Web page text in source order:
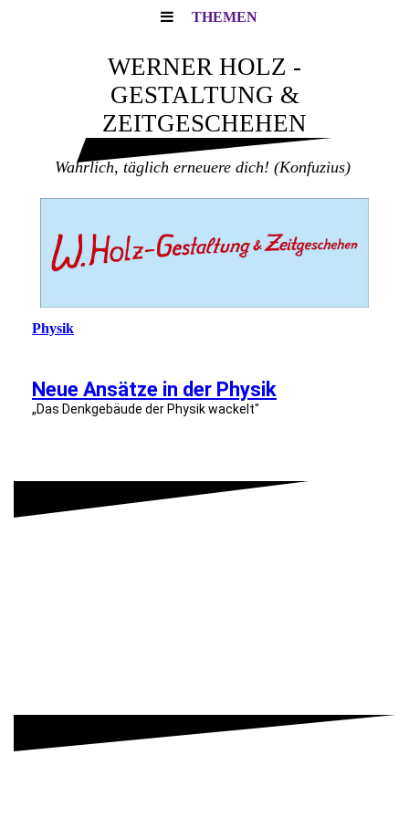
THEMEN
WERNER HOLZ -
GESTALTUNG &
ZEITGESCHEHEN
Wahrlich, täglich erneuere dich! (Konfuzius)
Physik
Neue Ansätze in der Physik
„Das Denkgebäude der Physik wackelt"